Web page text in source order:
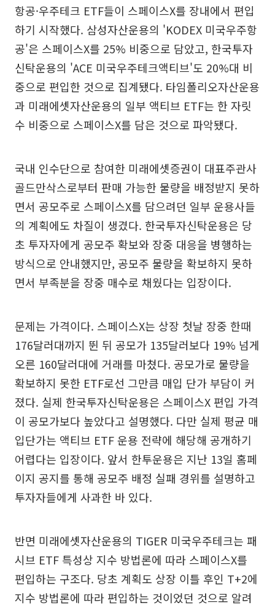
항공·우주테크 ETF들이 스페이스X를 장내에서 편입
하기 시작했다. 삼성자산운용의 'KODEX 미국우주항
공'은 스페이스X를 25% 비중으로 담았고, 한국투자
신탁운용의 'ACE 미국우주테크액티브'도 20%대 비
중으로 편입한 것으로 집계됐다. 타임폴리오자산운용
과 미래에셋자산운용의 일부 액티브 ETF는 한 자릿
수 비중으로 스페이스X를 담은 것으로 파악됐다.
국내 인수단으로 참여한 미래에셋증권이 대표주관사
골드만삭스로부터 판매 가능한 물량을 배정받지 못하
면서 공모주로 스페이스X를 담으려던 일부 운용사들
의 계획에도 차질이 생겼다. 한국투자신탁운용은 당
초 투자자에게 공모주 확보와 장중 대응을 병행하는
방식으로 안내했지만, 공모주 물량을 확보하지 못하
면서 부족분을 장중 매수로 채웠다는 입장이다.
문제는 가격이다. 스페이스X는 상장 첫날 장중 한때
176달러대까지 뛴 뒤 공모가 135달러보다 19% 넘게
오른 160달러대에 거래를 마쳤다. 공모가로 물량을
확보하지 못한 ETF로선 그만큼 매입 단가 부담이 커
졌다. 실제 한국투자신탁운용은 스페이스X 편입 가격
이 공모가보다 높았다고 설명했다. 다만 실제 평균 매
입단가는 액티브 ETF 운용 전략에 해당해 공개하기
어렵다는 입장이다. 앞서 한투운용은 지난 13일 홈페
이지 공지를 통해 공모주 배정 실패 경위를 설명하고
투자자들에게 사과한 바 있다.
반면 미래에셋자산운용의 TIGER 미국우주테크는 패
시브 ETF 특성상 지수 방법론에 따라 스페이스X를
편입하는 구조다. 당초 계획도 상장 이틀 후인 T+2에
지수 방법론에 따라 편입하는 것이었던 것으로 알려